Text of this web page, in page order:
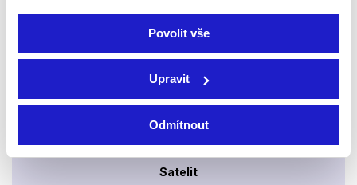
Povolit vše
Upravit
Odmítnout
Apple TV aplikace Set-top boxy Arris
Satelit